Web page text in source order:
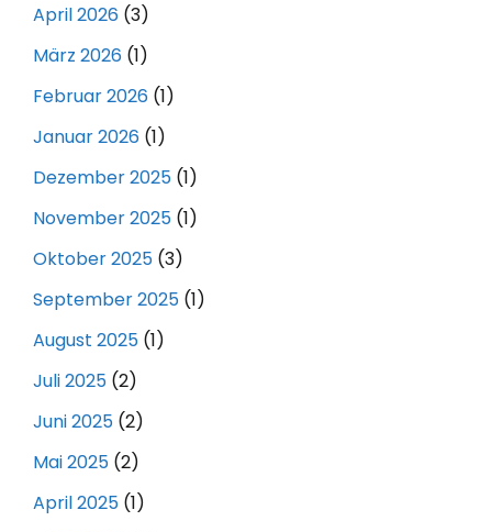
April 2026 (3)
März 2026 (1)
Februar 2026 (1)
Januar 2026 (1)
Dezember 2025 (1)
November 2025 (1)
Oktober 2025 (3)
September 2025 (1)
August 2025 (1)
Juli 2025 (2)
Juni 2025 (2)
Mai 2025 (2)
April 2025 (1)